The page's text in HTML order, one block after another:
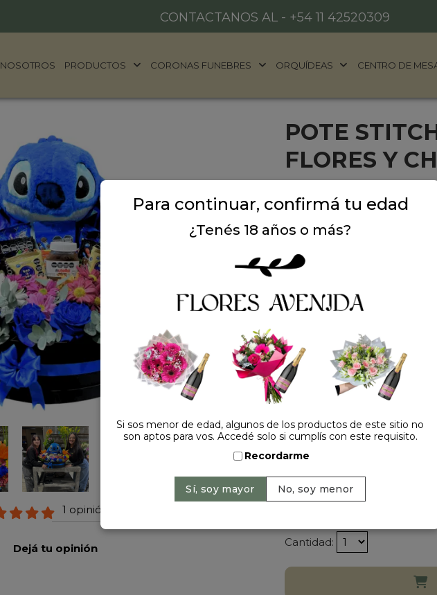
CONTACTANOS AL - +54 11 42520309
NOSOTROS PRODUCTOS CORONAS FUNEBRES ORQUÍDEAS CENTRO DE
1 opinión +
Dejá tu opinión
POTE
FLORES Y
uerés sorprender con algo
alegría, este arreglo es para
colores vibrantes, sabores
que lo tiene todo:
En el centro de la escena,
suave, abrazable y listo para
florece un espectacular
alegres, como rosas azules,
verdes que aportan
selección de golosinas y
ubicados para sorprender y
Todo está presentado en
azul eléctrico, decorada
y la transforma en un
Ideal para cumpleaños,
momentos donde querés
inolvidable. Este arreglo
convirtiéndose en mucho
$
Cantidad:
Para continuar, confirmá tu edad
¿Tenés 18 años o más?
Si sos menor de edad, algunos de los productos de este sitio no
son aptos para vos. Accedé solo si cumplís con este requisito.
Recordarme